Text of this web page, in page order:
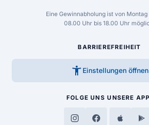
Eine Gewinnabholung ist von Montag
08.00 Uhr bis 18.00 Uhr
BARRIEREFREIHEIT
accessibility_new Einstellungen öffnen
FOLGE UNS UNSERE